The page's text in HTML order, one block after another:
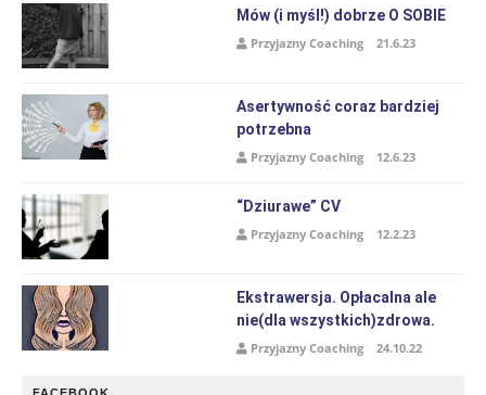
Mów (i myśl!) dobrze O SOBIE
Przyjazny Coaching 21.6.23
Asertywność coraz bardziej
potrzebna
Przyjazny Coaching 12.6.23
“Dziurawe” CV
Przyjazny Coaching 12.2.23
Ekstrawersja. Opłacalna ale
nie(dla wszystkich)zdrowa.
Przyjazny Coaching 24.10.22